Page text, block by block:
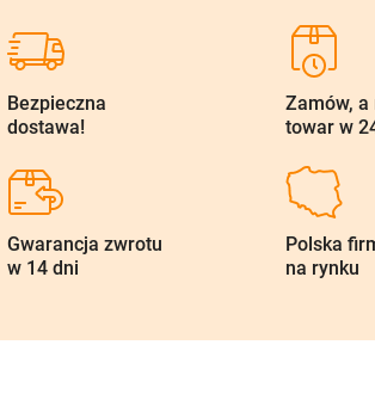
Bezpieczna
dostawa!
Zamów,
towar w
Gwarancja zwrotu
w 14 dni
Polska
na rynku